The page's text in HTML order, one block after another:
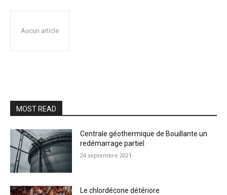
Aucun article
MOST READ
Centrale géothermique de Bouillante un
redémarrage partiel
24 septembre 2021
Le chlordécone détériore